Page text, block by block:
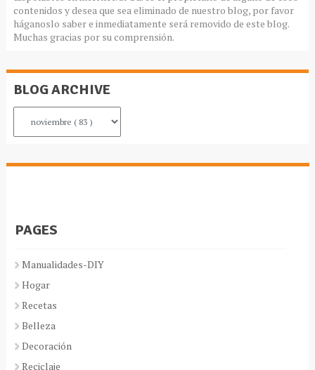
contenidos y desea que sea eliminado de nuestro blog, por favor
háganoslo saber e inmediatamente será removido de este blog.
Muchas gracias por su comprensión.
BLOG ARCHIVE
PAGES
Manualidades-DIY
Hogar
Recetas
Belleza
Decoración
Reciclaje